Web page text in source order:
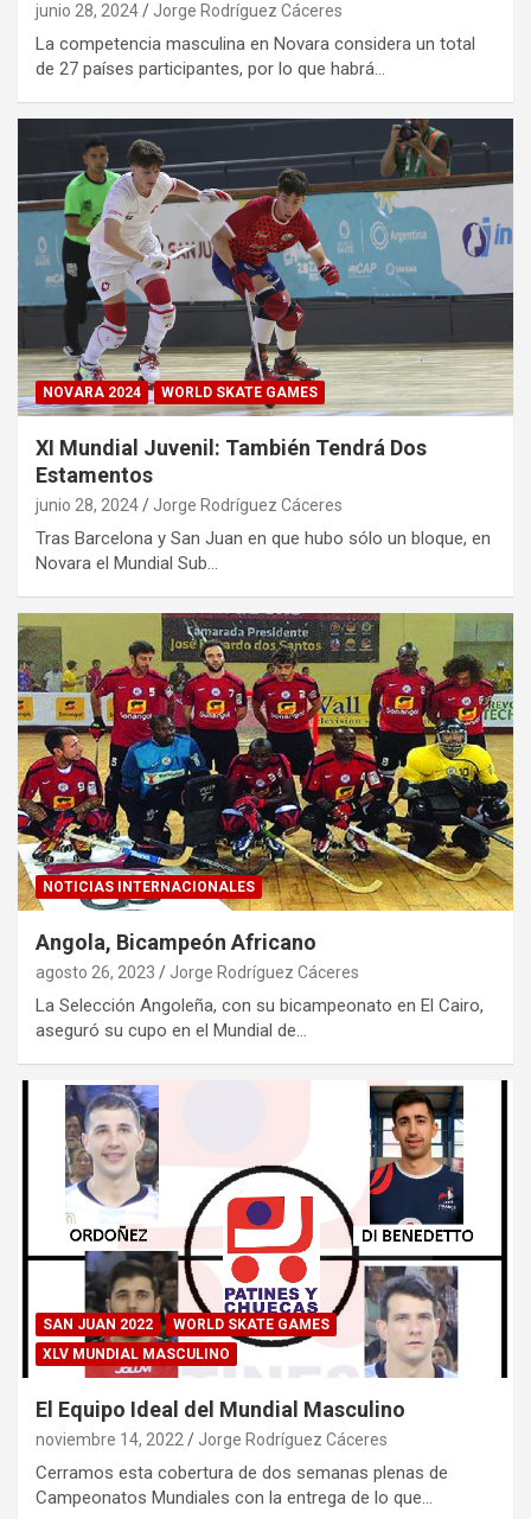
junio 28, 2024 Jorge Rodríguez Cáceres
La competencia masculina en Novara considera un total
de 27 países participantes, por lo que habrá…
NOVARA 2024 WORLD SKATE GAMES
XI Mundial Juvenil: También Tendrá Dos
Estamentos
junio 28, 2024 Jorge Rodríguez Cáceres
Tras Barcelona y San Juan en que hubo sólo un bloque, en
Novara el Mundial Sub…
NOTICIAS INTERNACIONALES
Angola, Bicampeón Africano
agosto 26, 2023 Jorge Rodríguez Cáceres
La Selección Angoleña, con su bicampeonato en El Cairo,
aseguró su cupo en el Mundial de…
SAN JUAN 2022
WORLD SKATE GAMES
XLV MUNDIAL MASCULINO
El Equipo Ideal del Mundial Masculino
noviembre 14, 2022 Jorge Rodríguez Cáceres
Cerramos esta cobertura de dos semanas plenas de
Campeonatos Mundiales con la entrega de lo que…